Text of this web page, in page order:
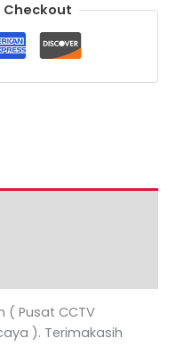
Checkout
( Pusat CCTV
). Terimakasih